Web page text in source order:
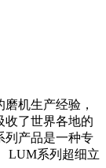
机生产经验，
收了世界各地的
列产品是一种专
LUM系列超细立